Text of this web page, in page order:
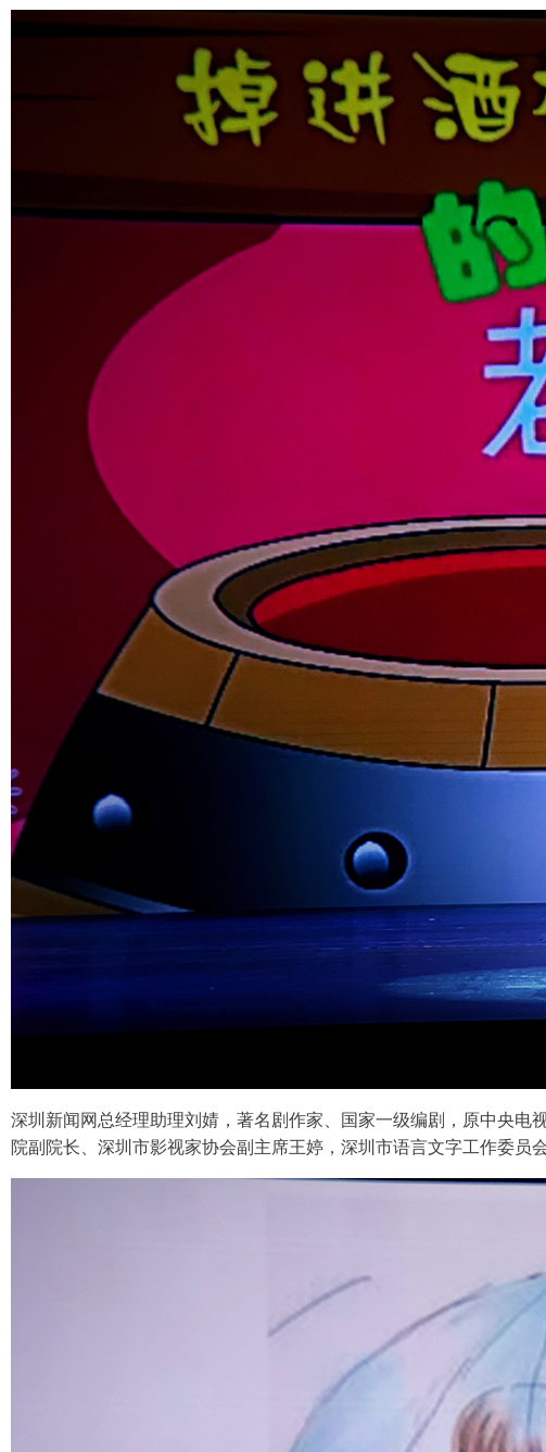
深圳新闻网总经理助理刘婧，著名剧作家、国家一级编剧，原中央
院副院长、深圳市影视家协会副主席王婷，深圳市语言文字工作委员